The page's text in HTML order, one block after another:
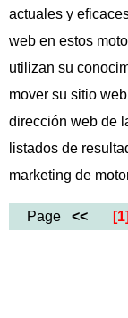
actuales y
web en estos
utilizan su
mover su sitio
dirección web de
listados de
marketing de
Page << [1]